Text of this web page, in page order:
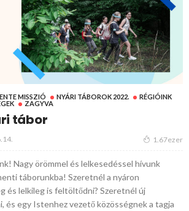
MISSZIÓ NYÁRI TÁBOROK 2022.
RÉGIÓINK
ZAGYVA
tábor
1.67ezer
Nagy örömmel és lelkesedéssel hívunk
táborunkba! Szeretnél a nyáron
és lelkileg is feltöltődni? Szeretnél új
és egy Istenhez vezető közösségnek a tagja